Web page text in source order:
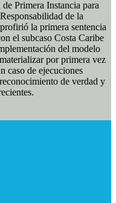
Primera Instancia para
de la
la primera sentencia
el subcaso Costa Caribe
del modelo
por primera vez
caso de ejecuciones
de verdad y